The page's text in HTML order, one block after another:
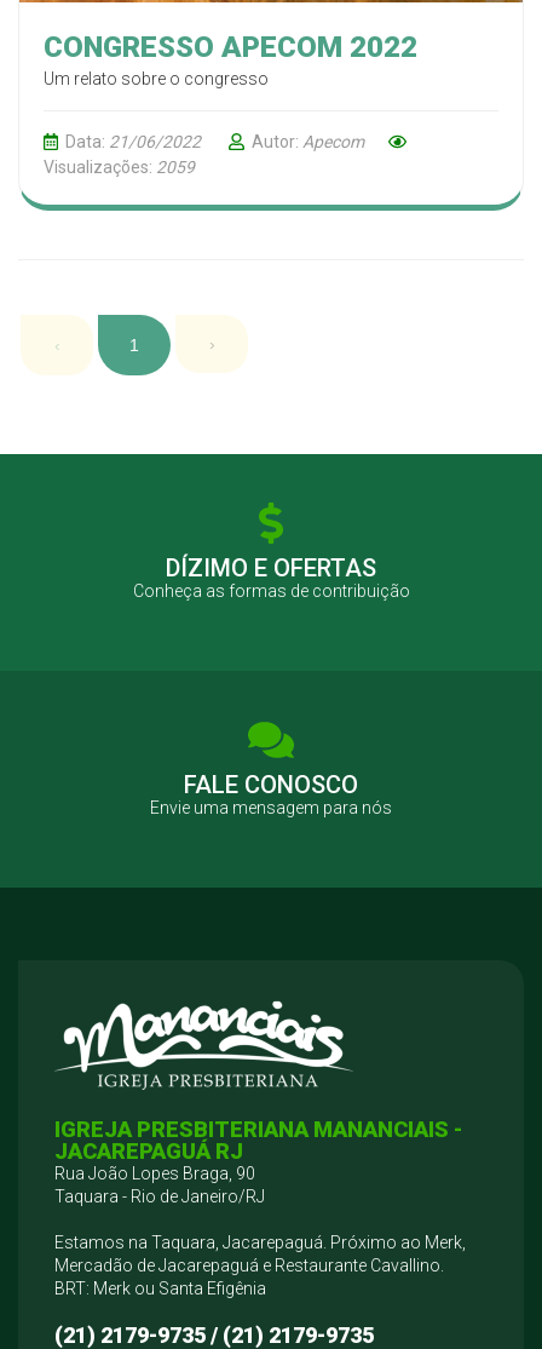
CONGRESSO APECOM 2022
Um relato sobre o congresso
Data: 21/06/2022 Autor: Apecom
Visualizações: 2059
‹ 1 ›
DÍZIMO E OFERTAS
Conheça as formas de contribuição
FALE CONOSCO
Envie uma mensagem para nós
IGREJA PRESBITERIANA MANANCIAIS -
JACAREPAGUÁ RJ
Rua João Lopes Braga, 90
Taquara - Rio de Janeiro/RJ
Estamos na Taquara, Jacarepaguá. Próximo ao Merk,
Mercadão de Jacarepaguá e Restaurante Cavallino.
BRT: Merk ou Santa Efigênia
(21) 2179-9735 / (21) 2179-9735